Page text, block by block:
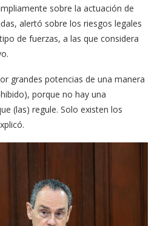
sobre la actuación de
alertó sobre los riesgos legales
de fuerzas, a las que considera
grandes potencias de una manera
porque no hay una
(las) regule. Solo existen los